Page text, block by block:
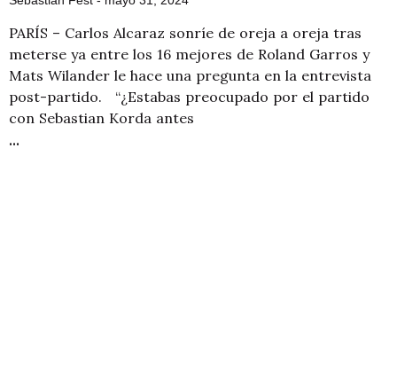
PARÍS – Carlos Alcaraz sonríe de oreja a oreja tras
meterse ya entre los 16 mejores de Roland Garros y
Mats Wilander le hace una pregunta en la entrevista
post-partido. “¿Estabas preocupado por el partido
con Sebastian Korda antes